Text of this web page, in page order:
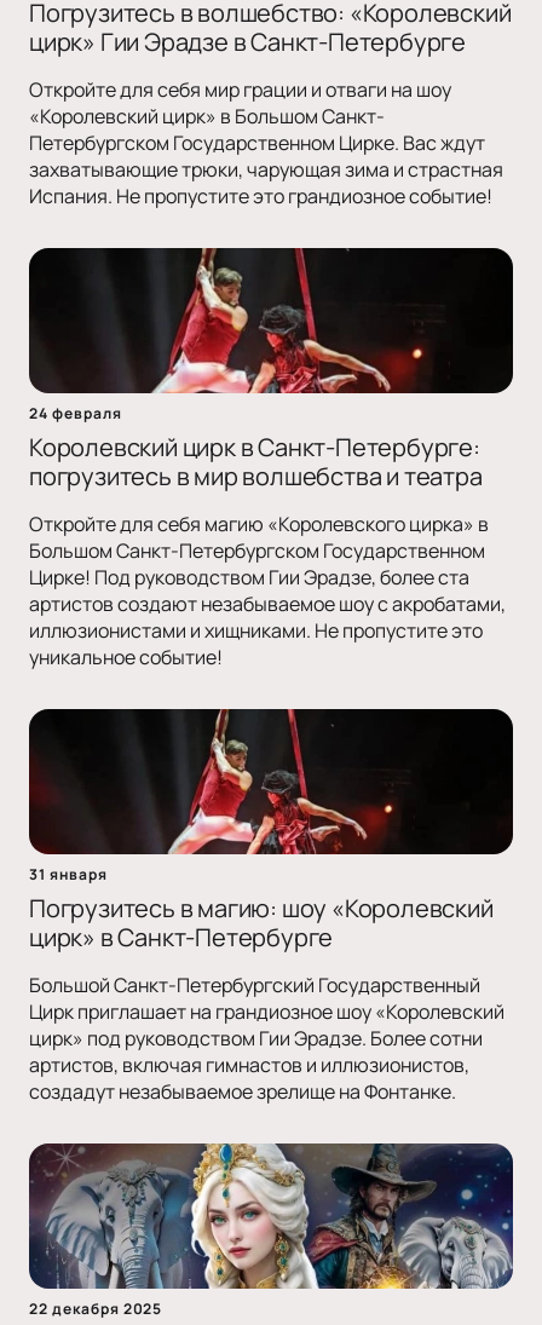
Погрузитесь в волшебство: «Королевский
цирк» Гии Эрадзе в Санкт-Петербурге
Откройте для себя мир грации и отваги на шоу
«Королевский цирк» в Большом Санкт-
Петербургском Государственном Цирке. Вас ждут
захватывающие трюки, чарующая зима и страстная
Испания. Не пропустите это грандиозное событие!
24 февраля
Королевский цирк в Санкт-Петербурге:
погрузитесь в мир волшебства и театра
Откройте для себя магию «Королевского цирка» в
Большом Санкт-Петербургском Государственном
Цирке! Под руководством Гии Эрадзе, более ста
артистов создают незабываемое шоу с акробатами,
иллюзионистами и хищниками. Не пропустите это
уникальное событие!
31 января
Погрузитесь в магию: шоу «Королевский
цирк» в Санкт-Петербурге
Большой Санкт-Петербургский Государственный
Цирк приглашает на грандиозное шоу «Королевский
цирк» под руководством Гии Эрадзе. Более сотни
артистов, включая гимнастов и иллюзионистов,
создадут незабываемое зрелище на Фонтанке.
22 декабря 2025